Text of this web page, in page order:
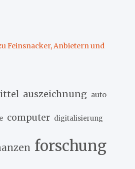
Feinsnacker, Anbietern und
auszeichnung auto
computer digitalisierung
forschung